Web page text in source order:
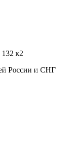
к2
России и СНГ